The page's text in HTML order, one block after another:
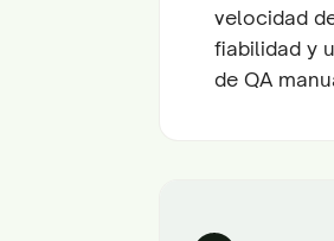
velocidad
fiabilidad y
de QA